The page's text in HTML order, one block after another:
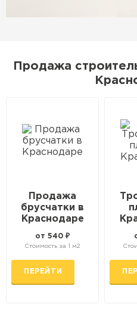
Продажа
Продажа
брусчатки в
Краснодаре
от 540 ₽
Стоимость за 1 м2
ПЕРЕЙТИ
ПЕРЕЙТИ
Продажа